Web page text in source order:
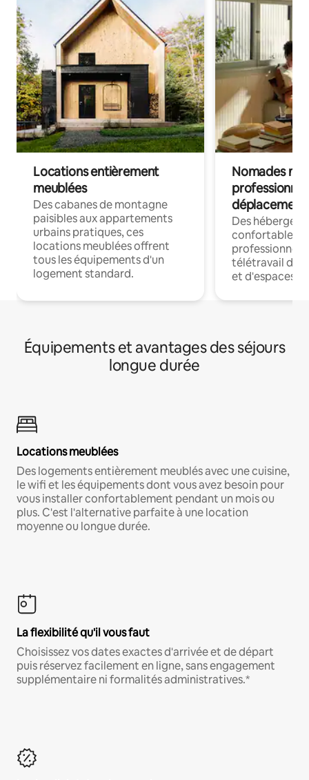
Locations entièrement
meublées
Des cabanes de montagne
paisibles aux appartements
urbains pratiques, ces
locations meublées offrent
tous les équipements d'un
logement standard.
Nomades
déplacement
Des
confortables
professionnels
télétravail
et d'espaces
Équipements et avantages des séjours
longue durée
Locations meublées
Des logements entièrement meublés avec une cuisine,
le wifi et les équipements dont vous avez besoin pour
vous installer confortablement pendant un mois ou
plus. C'est l'alternative parfaite à une location
moyenne ou longue durée.
La flexibilité qu'il vous faut
Choisissez vos dates exactes d'arrivée et de départ
puis réservez facilement en ligne, sans engagement
supplémentaire ni formalités administratives.*